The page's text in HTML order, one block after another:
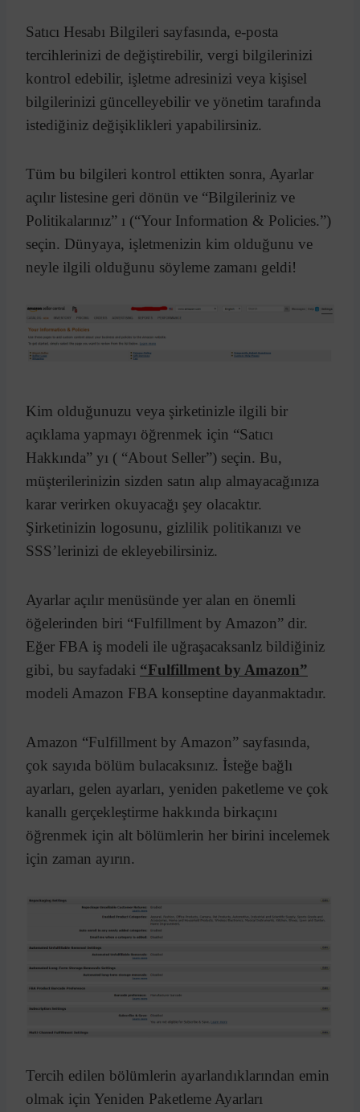
Satıcı Hesabı Bilgileri sayfasında, e-posta
tercihlerinizi de değiştirebilir, vergi bilgilerinizi
kontrol edebilir, işletme adresinizi veya kişisel
bilgilerinizi güncelleyebilir ve yönetim tarafında
istediğiniz değişiklikleri yapabilirsiniz.
Tüm bu bilgileri kontrol ettikten sonra, Ayarlar
açılır listesine geri dönün ve “Bilgileriniz ve
Politikalarınız” ı (“Your Information & Policies.”)
seçin. Dünyaya, işletmenizin kim olduğunu ve
neyle ilgili olduğunu söyleme zamanı geldi!
Kim olduğunuzu veya şirketinizle ilgili bir
açıklama yapmayı öğrenmek için “Satıcı
Hakkında” yı ( “About Seller”) seçin. Bu,
müşterilerinizin sizden satın alıp almayacağınıza
karar verirken okuyacağı şey olacaktır.
Şirketinizin logosunu, gizlilik politikanızı ve
SSS’lerinizi de ekleyebilirsiniz.
Ayarlar açılır menüsünde yer alan en önemli
öğelerinden biri “Fulfillment by Amazon” dir.
Eğer FBA iş modeli ile uğraşacaksanlz bildiğiniz
gibi, bu sayfadaki “Fulfillment by Amazon”
modeli Amazon FBA konseptine dayanmaktadır.
Amazon “Fulfillment by Amazon” sayfasında,
çok sayıda bölüm bulacaksınız. İsteğe bağlı
ayarları, gelen ayarları, yeniden paketleme ve çok
kanallı gerçekleştirme hakkında birkaçını
öğrenmek için alt bölümlerin her birini incelemek
için zaman ayırın.
Tercih edilen bölümlerin ayarlandıklarından emin
olmak için Yeniden Paketleme Ayarları